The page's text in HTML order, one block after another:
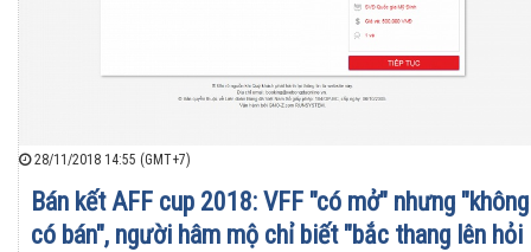
28/11/2018 14:55 (GMT+7)
Bán kết AFF cup 2018: VFF "có mở" nhưng "không
có bán", người hâm mộ chỉ biết "bắc thang lên hỏi